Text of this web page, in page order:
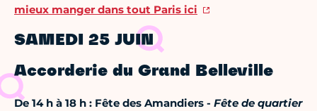
mieux manger dans tout Paris ici
SAMEDI 25 JUIN
Accorderie du Grand Belleville
De 14 h à 18 h : Fête des Amandiers - Fête de quartier